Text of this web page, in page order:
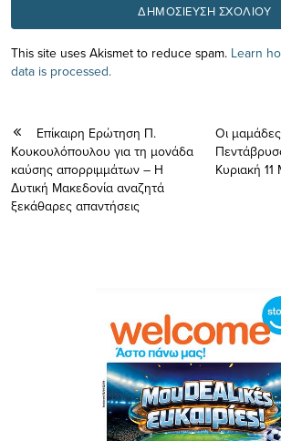
This site uses Akismet to reduce spam. Learn
data is processed.
Επίκαιρη Ερώτηση Π.
Κουκουλόπουλου για τη μονάδα
καύσης απορριμμάτων – Η
Δυτική Μακεδονία αναζητά
ξεκάθαρες απαντήσεις
Οι
Κυριακή 11